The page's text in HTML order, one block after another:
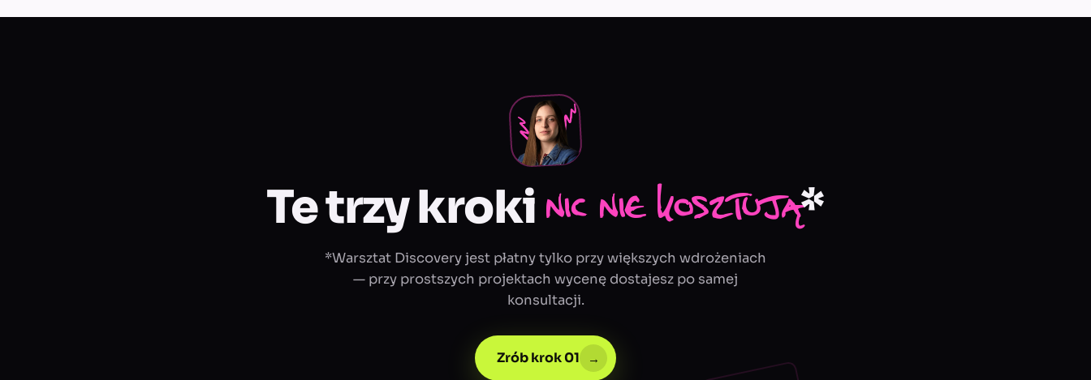
Te trzy kroki nic nie kosztują*
*Warsztat Discovery jest płatny tylko przy większych wdrożeniach
— przy prostszych projektach wycenę dostajesz po samej
konsultacji.
Zrób krok 01 →